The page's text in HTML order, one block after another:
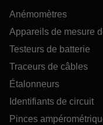
Anémomètres
Appareils de mesure
Testeurs de batterie
Traceurs de câbles
Étalonneurs
Identifiants de circuit
Pinces